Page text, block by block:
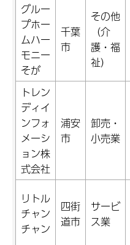
グルー
プホー
ムハー
モニー
そが
千葉
市
その他
（介
護・福
祉）
トレン
ディイ
ンフォ
メーシ
ョン株
式会社
浦安
市
卸売・
小売業
リトル
チャン
チャン
四街
道市
サービ
ス業